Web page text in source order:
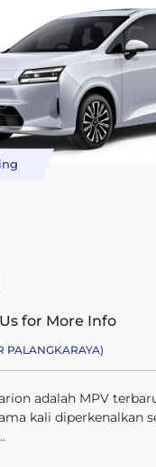
for More Info
PALANGKARAYA)
adalah MPV
kali diperkenalkan